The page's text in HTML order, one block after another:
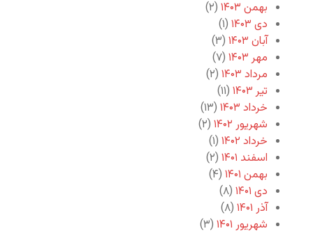
بهمن ۱۴۰۳
(۲)
دی ۱۴۰۳
(۱)
آبان ۱۴۰۳
(۳)
مهر ۱۴۰۳
(۷)
مرداد ۱۴۰۳
(۲)
تیر ۱۴۰۳
(۱۱)
خرداد ۱۴۰۳
(۱۳)
شهریور ۱۴۰۲
(۲)
خرداد ۱۴۰۲
(۱)
اسفند ۱۴۰۱
(۲)
بهمن ۱۴۰۱
(۴)
دی ۱۴۰۱
(۸)
آذر ۱۴۰۱
(۸)
شهریور ۱۴۰۱
(۳)